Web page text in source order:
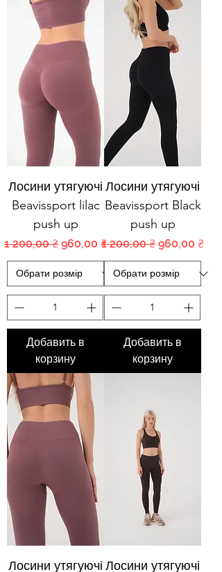
Лосини утягуючі
Beavissport lilac
push up
Обычная цена
1 200,00 ₴ Цена со скидкой
960,00 ₴
Добавить в
корзину
Лосини утягуючі
Beavissport Black
push up
Обычная цена
1 200,00 ₴ Цена со
960,00 ₴
Добавить в
корзину
Лосини утягуючі Лосини утягуючі